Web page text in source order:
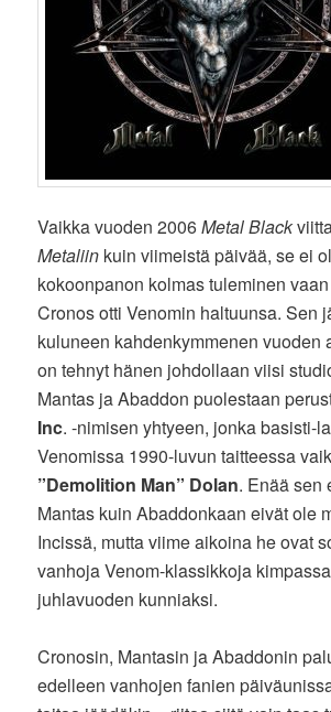
Vaikka vuoden 2006Metal Black
Metaliin kuin viimeistä päivää, se ei
kokoonpanon kolmas tuleminen
Cronos otti Venomin haltuunsa. Sen
kuluneen kahdenkymmenen vuoden
on tehnyt hänen johdollaan viisi
Mantas ja Abaddon puolestaan
Inc. -nimisen yhtyeen, jonka basisti-
Venomissa 1990-luvun taitteessa
”Demolition Man” Dolan. Enää sen
Mantas kuin Abaddonkaan eivät ole
Incissä, mutta viime aikoina he ovat
vanhoja Venom-klassikkoja
juhlavuoden kunniaksi.
Cronosin, Mantasin ja Abaddonin
edelleen vanhojen fanien